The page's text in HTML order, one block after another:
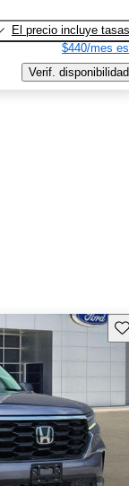
El precio incluye tasas
$440/mes
Verif. disponibilidad